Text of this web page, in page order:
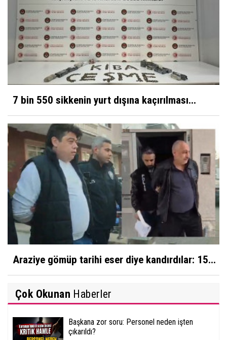
7 bin 550 sikkenin yurt dışına kaçırılması...
Araziye gömüp tarihi eser diye kandırdılar: 15...
Çok Okunan Haberler
Başkana zor soru: Personel neden işten
çıkarıldı?